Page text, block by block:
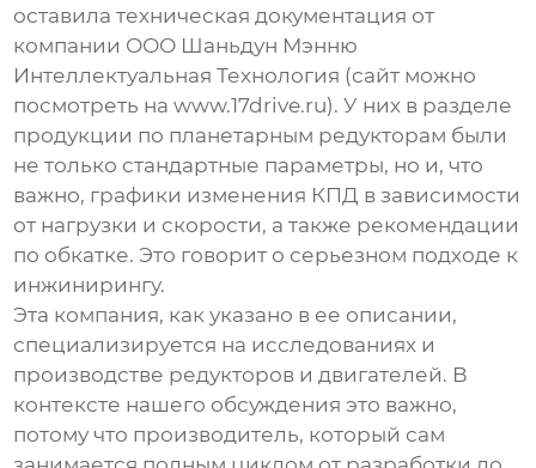
оставила техническая документация от
компании ООО Шаньдун Мэнню
Интеллектуальная Технология (сайт можно
посмотреть наwww.17drive.ru). У них в разделе
продукции по планетарным редукторам были
не только стандартные параметры, но и, что
важно, графики изменения КПД в зависимости
от нагрузки и скорости, а также рекомендации
по обкатке. Это говорит о серьезном подходе к
инжинирингу.
Эта компания, как указано в ее описании,
специализируется на исследованиях и
производстве редукторов и двигателей. В
контексте нашего обсуждения это важно,
потому что производитель, который сам